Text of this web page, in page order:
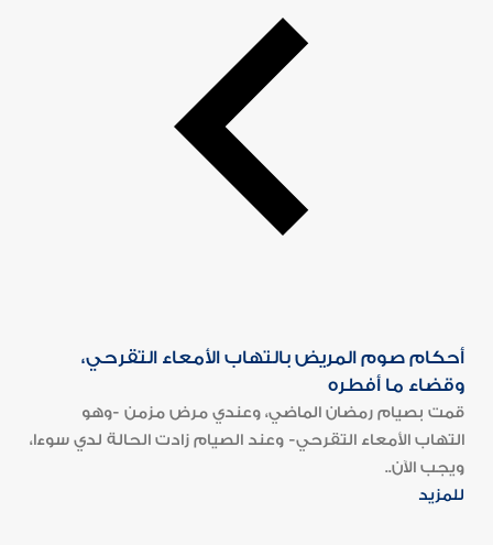
أحكام صوم المريض بالتهاب الأمعاء التقرحي،
وقضاء ما أفطره
قمت بصيام رمضان الماضي، وعندي مرض مزمن -وهو
التهاب الأمعاء التقرحي- وعند الصيام زادت الحالة لدي سوءا،
ويجب الآن..
للمزيد